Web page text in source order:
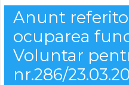
Anunt
ocuparea
Voluntar
nr.286/